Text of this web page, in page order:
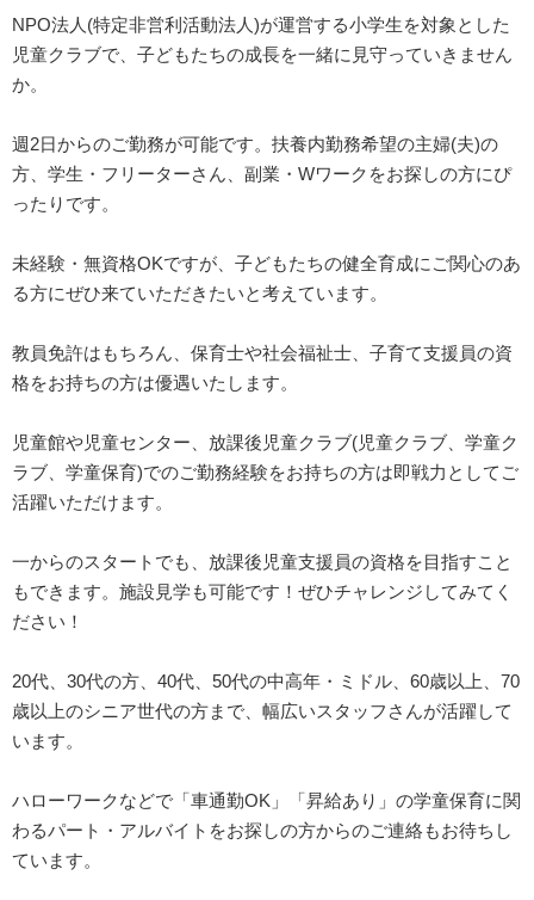
NPO法人(特定非営利活動法人)が運営する小学生を対象とした
児童クラブで、子どもたちの成長を一緒に見守っていきません
か。
週2日からのご勤務が可能です。扶養内勤務希望の主婦(夫)の
方、学生・フリーターさん、副業・Wワークをお探しの方にぴ
ったりです。
未経験・無資格OKですが、子どもたちの健全育成にご関心のあ
る方にぜひ来ていただきたいと考えています。
教員免許はもちろん、保育士や社会福祉士、子育て支援員の資
格をお持ちの方は優遇いたします。
児童館や児童センター、放課後児童クラブ(児童クラブ、学童ク
ラブ、学童保育)でのご勤務経験をお持ちの方は即戦力としてご
活躍いただけます。
一からのスタートでも、放課後児童支援員の資格を目指すこと
もできます。施設見学も可能です！ぜひチャレンジしてみてく
ださい！
20代、30代の方、40代、50代の中高年・ミドル、60歳以上、70
歳以上のシニア世代の方まで、幅広いスタッフさんが活躍して
います。
ハローワークなどで「車通勤OK」「昇給あり」の学童保育に関
わるパート・アルバイトをお探しの方からのご連絡もお待ちし
ています。